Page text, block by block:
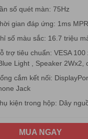
số quét màn: 75Hz
gian đáp ứng: 1ms
số màu sắc: 16.7 triệu
trợ tiêu chuẩn: VESA
Light , Speaker
cắm kết nối:
Jack
kiện trong hộp: Dây
MUA NGAY